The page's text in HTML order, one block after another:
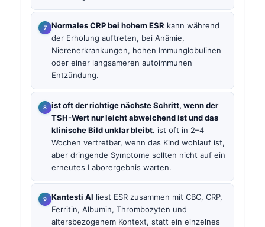
Normales CRP bei hohem ESR kann während
der Erholung auftreten, bei Anämie,
Nierenerkrankungen, hohen Immunglobulinen
oder einer langsameren autoimmunen
Entzündung.
ist oft der richtige nächste Schritt, wenn der
TSH-Wert nur leicht abweichend ist und das
klinische Bild unklar bleibt. ist oft in 2–4
Wochen vertretbar, wenn das Kind wohlauf ist,
aber dringende Symptome sollten nicht auf ein
erneutes Laborergebnis warten.
Kantesti AI liest ESR zusammen mit CBC, CRP,
Ferritin, Albumin, Thrombozyten und
altersbezogenem Kontext, statt ein einzelnes